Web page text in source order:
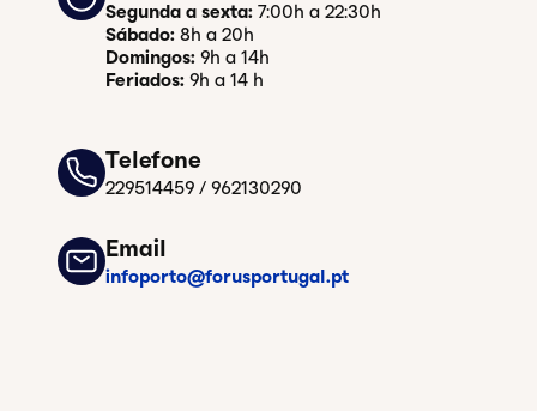
Segunda a sexta: 7:00h a 22:30h
Sábado: 8h a 20h
Domingos: 9h a 14h
Feriados: 9h a 14 h
Telefone
229514459 / 962130290
Email
infoporto@forusportugal.pt